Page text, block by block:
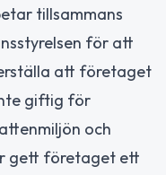
tillsammans
för att
att företaget
giftig för
och
gett företaget ett